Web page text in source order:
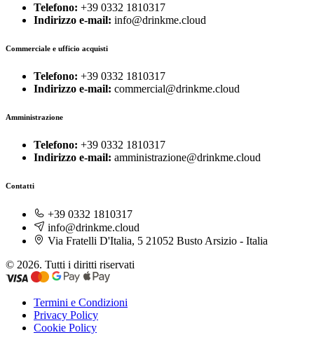
Telefono: +39 0332 1810317
Indirizzo e-mail: info@drinkme.cloud
Commerciale e ufficio acquisti
Telefono: +39 0332 1810317
Indirizzo e-mail: commercial@drinkme.cloud
Amministrazione
Telefono: +39 0332 1810317
Indirizzo e-mail: amministrazione@drinkme.cloud
Contatti
+39 0332 1810317
info@drinkme.cloud
Via Fratelli D'Italia, 5 21052 Busto Arsizio - Italia
© 2026. Tutti i diritti riservati
Termini e Condizioni
Privacy Policy
Cookie Policy